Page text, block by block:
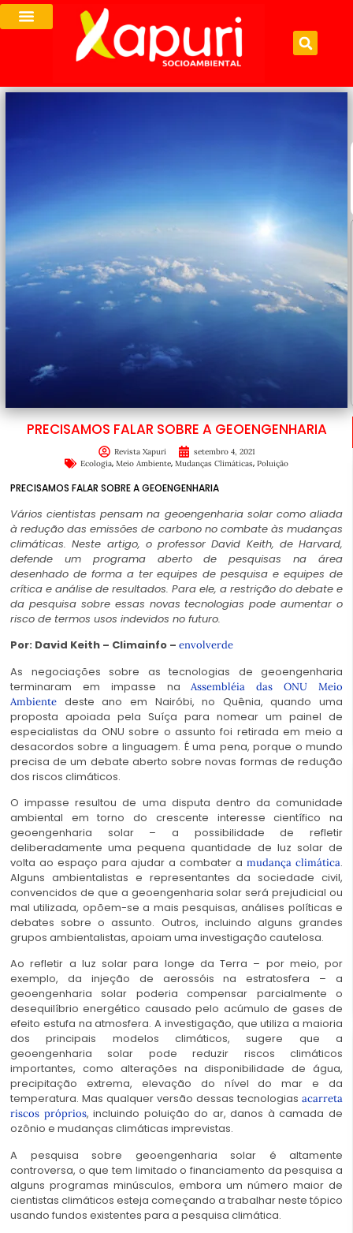
PRECISAMOS FALAR SOBRE A GEOENGENHARIA
Revista Xapuri
setembro 4, 2021
Ecologia, Meio Ambiente, Mudanças Climáticas, Poluição
PRECISAMOS FALAR SOBRE A GEOENGENHARIA
Vários cientistas pensam na geoengenharia solar como aliada
à redução das emissões de carbono no combate às mudanças
climáticas. Neste artigo, o professor David Keith, de Harvard,
defende um programa aberto de pesquisas na área
desenhado de forma a ter equipes de pesquisa e equipes de
crítica e análise de resultados. Para ele, a restrição do debate e
da pesquisa sobre essas novas tecnologias pode aumentar o
risco de termos usos indevidos no futuro.
Por: David Keith – Climainfo – envolverde
As negociações sobre as tecnologias de geoengenharia
terminaram em impasse naAssembléia das ONU Meio
Ambiente deste ano em Nairóbi, no Quênia, quando uma
proposta apoiada pela Suíça para nomear um painel de
especialistas da ONU sobre o assunto foi retirada em meio a
desacordos sobre a linguagem. É uma pena, porque o mundo
precisa de um debate aberto sobre novas formas de redução
dos riscos climáticos.
O impasse resultou de uma disputa dentro da comunidade
ambiental em torno do crescente interesse científico na
geoengenharia solar – a possibilidade de refletir
deliberadamente uma pequena quantidade de luz solar de
volta ao espaço para ajudar a combater a mudança climática.
Alguns ambientalistas e representantes da sociedade civil,
convencidos de que a geoengenharia solar será prejudicial ou
mal utilizada, opõem-se a mais pesquisas, análises políticas e
debates sobre o assunto. Outros, incluindo alguns grandes
grupos ambientalistas, apoiam uma investigação cautelosa.
Ao refletir a luz solar para longe da Terra – por meio, por
exemplo, da injeção de aerossóis na estratosfera – a
geoengenharia solar poderia compensar parcialmente o
desequilíbrio energético causado pelo acúmulo de gases de
efeito estufa na atmosfera. A investigação, que utiliza a maioria
dos principais modelos climáticos, sugere que a
geoengenharia solar pode reduzir riscos climáticos
importantes, como alterações na disponibilidade de água,
precipitação extrema, elevação do nível do mar e da
temperatura. Mas qualquer versão dessas tecnologias acarreta
riscos próprios, incluindo poluição do ar, danos à camada de
ozônio e mudanças climáticas imprevistas.
A pesquisa sobre geoengenharia solar é altamente
controversa, o que tem limitado o financiamento da pesquisa a
alguns programas minúsculos, embora um número maior de
cientistas climáticos esteja começando a trabalhar neste tópico
usando fundos existentes para a pesquisa climática.